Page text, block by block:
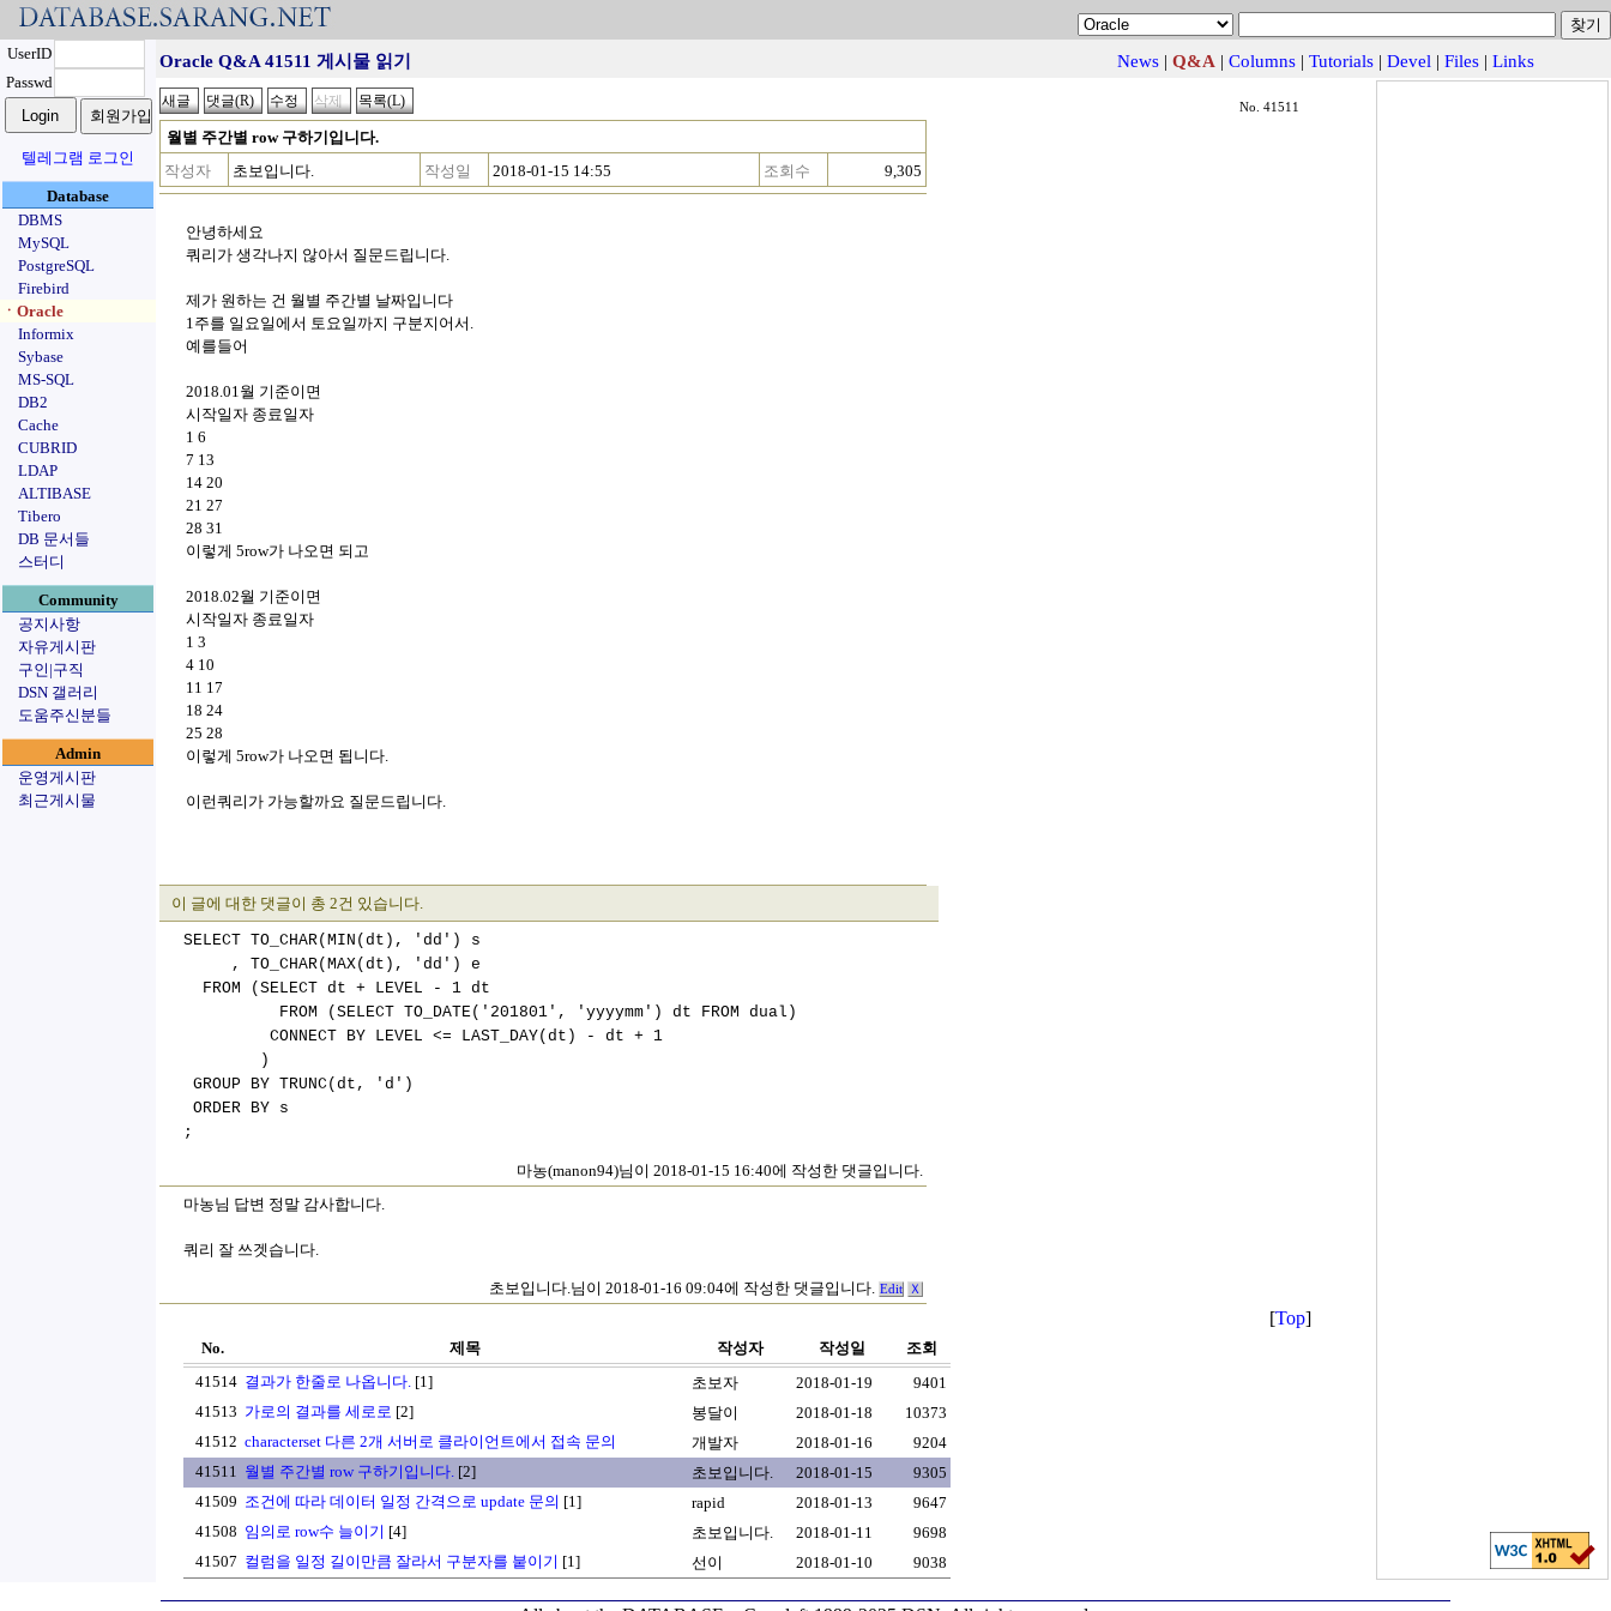
UserID
Passwd
텔레그램 로그인
Database
DBMS
MySQL
PostgreSQL
Firebird
ㆍOracle
Informix
Sybase
MS-SQL
DB2
Cache
CUBRID
LDAP
ALTIBASE
Tibero
DB 문서들
스터디
Community
공지사항
자유게시판
구인|구직
DSN 갤러리
도움주신분들
Admin
운영게시판
최근게시물
Oracle Q&A 41511 게시물 읽기 News | Q&A | Columns | Tutorials | Devel | Files | Links
No. 41511
월별 주간별 row 구하기입니다.
작성자
초보입니다. 작성일 2018-01-15 14:55 조회수 9,305
안녕하세요
쿼리가 생각나지 않아서 질문드립니다.
제가 원하는 건 월별 주간별 날짜입니다
1주를 일요일에서 토요일까지 구분지어서.
예를들어
2018.01월 기준이면
시작일자 종료일자
1 6
7 13
14 20
21 27
28 31
이렇게 5row가 나오면 되고
2018.02월 기준이면
시작일자 종료일자
1 3
4 10
11 17
18 24
25 28
이렇게 5row가 나오면 됩니다.
이런쿼리가 가능할까요 질문드립니다.
이 글에 대한 댓글이 총 2건 있습니다.
SELECT TO_CHAR(MIN(dt), 'dd') s
, TO_CHAR(MAX(dt), 'dd') e
FROM (SELECT dt + LEVEL - 1 dt
FROM (SELECT TO_DATE('201801', 'yyyymm') dt FROM dual)
CONNECT BY LEVEL <= LAST_DAY(dt) - dt + 1
)
GROUP BY TRUNC(dt, 'd')
ORDER BY s
;
마농(manon94)님이 2018-01-15 16:40에 작성한 댓글입니다.
마농님 답변 정말 감사합니다.
쿼리 잘 쓰겟습니다.
초보입니다.님이 2018-01-16 09:04에 작성한 댓글입니다. Edit Ｘ
[Top]
No. 제목 작성자 작성일
조회
41514 결과가 한줄로 나옵니다. [1] 초보자 2018-01-19
9401
41513 가로의 결과를 세로로 [2] 봉달이 2018-01-18
10373
41512 characterset 다른 2개 서버로 클라이언트에서 접속 문의 개발자 2018-01-16
9204
41511 월별 주간별 row 구하기입니다. [2] 초보입니다. 2018-01-15
9305
41509 조건에 따라 데이터 일정 간격으로 update 문의 [1] rapid 2018-01-13
9647
41508 임의로 row수 늘이기 [4] 초보입니다. 2018-01-11
9698
41507 컬럼을 일정 길이만큼 잘라서 구분자를 붙이기 [1] 선이 2018-01-10 9038